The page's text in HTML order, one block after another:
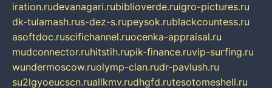
iration.rudevanagari.rubiblioverde.ruigro-pictures.ru
dk-tulamash.rus-dez-s.rupeysok.rublackcountess.ru
asoftdoc.ruscifichannel.ruocenka-appraisal.ru
mudconnector.ruhitstih.rupik-finance.ruvip-surfing.ru
wundermoscow.ruolymp-clan.rudr-pavlush.ru
su2lgyoeucscn.ruallkmv.rudhgfd.rutesotomeshell.ru